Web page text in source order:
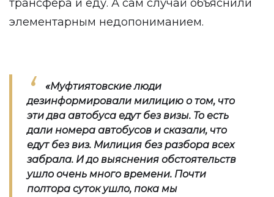
трансфера и еду. А сам случай объяснили
элементарным недопониманием.
«Муфтиятовские люди
дезинформировали милицию о том, что
эти два автобуса едут без визы. То есть
дали номера автобусов и сказали, что
едут без виз. Милиция без разбора всех
забрала. И до выяснения обстоятельств
ушло очень много времени. Почти
полтора суток ушло, пока мы